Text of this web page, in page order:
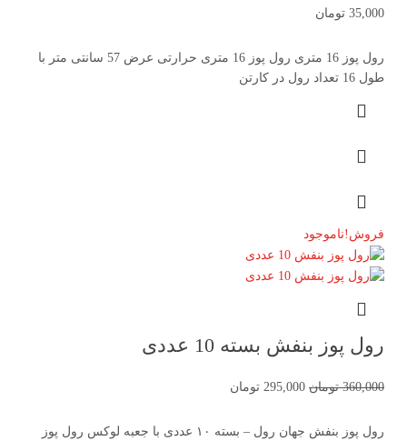
35,000 تومان
رول پوز 16 متری رول پوز 16 متری حرارتی عرض 57 سانتی متر با
طول 16 تعداد رول در کارتن
فروش!ناموجود
رول پوز بنفش بسته 10 عددی
360,000 تومان 295,000 تومان
رول پوز بنفش جهان رول – بسته ۱۰ عددی با جعبه لوکس رول پوز